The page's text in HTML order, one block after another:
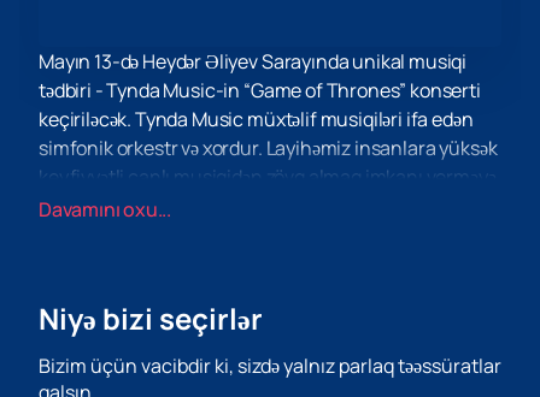
Mayın 13-də Heydər Əliyev Sarayında unikal musiqi
tədbiri - Tynda Music-in “Game of Thrones” konserti
keçiriləcək. Tynda Music müxtəlif musiqiləri ifa edən
simfonik orkestr və xordur. Layihəmiz insanlara yüksək
keyfiyyətli canlı musiqidən zövq almaq imkanı verməyə
çalışır.
şərait yaradılıb. Geniş salonlar və müasir səs avadanlığı
səsindən həzz ala biləcək.
Davamını oxu...
Niyə bizi seçirlər
Bizim üçün vacibdir ki, sizdə yalnız parlaq təəssüratlar